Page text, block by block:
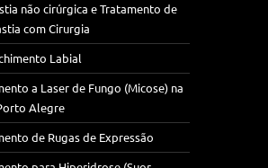
não cirúrgica e Tratamento de
com Cirurgia
Labial
a Laser de Fungo (Micose) na
Alegre
de Rugas de Expressão